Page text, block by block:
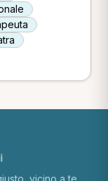
vicino a te.